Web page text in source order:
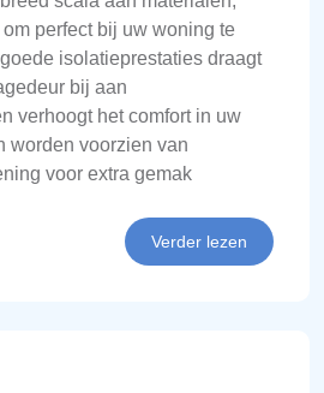
perfect bij uw woning te
isolatieprestaties draagt
bij aan
verhoogt het comfort in uw
worden voorzien van
voor extra gemak
Verder lezen